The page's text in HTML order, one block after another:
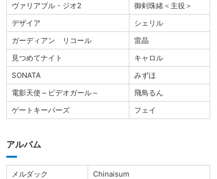
ヴァリアブル・ジオ2
御剣珠緒＜主役＞
デザイア
シェリル
ガーディアン リコール
雷晶
見つめてナイト
キャロル
SONATA
みずほ
電影天使～ビデオガール～
飛鳥るん
ゲートキーパーズ
フェイ
アルバム
メルダック
Chinaisum